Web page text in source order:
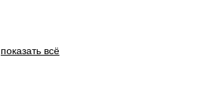
показать всё